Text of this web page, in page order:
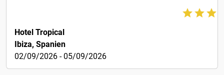
Hotel Tropical
Ibiza, Spanien
02/09/2026 - 05/09/2026